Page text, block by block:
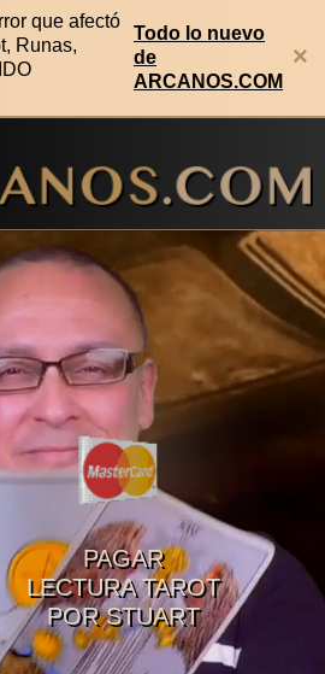
que afectó
Runas,
Todo lo nuevo
de
ARCANOS.COM
×
de Hoy
de Mañana
de la Salud
Semanal
2026
Zodiacales
Compatibles
Predictiva
Lectura Tarot
Runas
Geomancia
Rituales
de Los Arcanos
PAGAR
LECTURA TAROT
POR STUART